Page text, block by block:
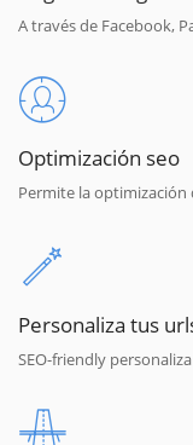
A través de Facebook,
Optimización seo
Permite la
Personaliza tus
SEO-friendly